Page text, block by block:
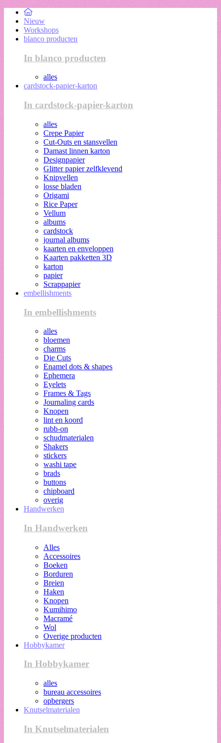
Nieuw
Workshops
blanco producten
In blanco producten
alles
cardstock-papier-karton
In cardstock-papier-karton
alles
Crepe Papier
Cut-Outs en stansvellen
Damast linnen karton
Designpapier
Glitter papier zelfklevend
Knipvellen
losse bladen
Origami
Rice Paper
Vellum
albums
cardstock
journal albums
kaarten en enveloppen
Kaarten pakketten 3D
karton
papier
Scrappapier
embellishments
In embellishments
alles
bloemen
charms
Die Cuts
Enamel dots & shapes
Ephemera
Eyelets
Frames & Tags
Journaling cards
Knopen
lint en koord
rubb-on
schudmaterialen
Shakers
stickers
washi tape
brads
buttons
chipboard
overig
Handwerken
In Handwerken
Alles
Accessoires
Boeken
Borduren
Breien
Haken
Knopen
Kumihimo
Macramé
Wol
Overige producten
Hobbykamer
In Hobbykamer
alles
bureau accessoires
opbergers
Knutselmaterialen
In Knutselmaterialen